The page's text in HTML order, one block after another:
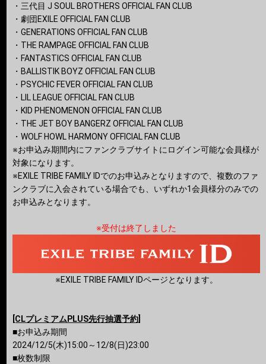
・三代目 J SOUL BROTHERS OFFICIAL FAN CLUB
・劇団EXILE OFFICIAL FAN CLUB
・GENERATIONS OFFICIAL FAN CLUB
・THE RAMPAGE OFFICIAL FAN CLUB
・FANTASTICS OFFICIAL FAN CLUB
・BALLISTIK BOYZ OFFICIAL FAN CLUB
・PSYCHIC FEVER OFFICIAL FAN CLUB
・LIL LEAGUE OFFICIAL FAN CLUB
・KID PHENOMENON OFFICIAL FAN CLUB
・THE JET BOY BANGERZ OFFICIAL FAN CLUB
・WOLF HOWL HARMONY OFFICIAL FAN CLUB
※お申込み期間内にファンクラブサイトにログイン可能な会員様が
対象になります。
※EXILE TRIBE FAMILY IDでのお申込みとなりますので、複数のファ
ンクラブに入会されている場合でも、いずれか1会員様分のみでの
お申込みとなります。
※受付は終了しました
※EXILE TRIBE FAMILY IDページとなります。
[CLプレミアムPLUS先行抽選予約]
■お申込み期間
2024/12/5(木)15:00～12/8(日)23:00
■枚数制限